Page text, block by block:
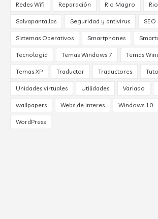
Redes Wifi Reparación Rio Magro
Salvapantallas Seguridad y antivirus SEO
Sistemas Operativos Smartphones
Tecnología Temas Windows 7 Temas
Temas XP Traductor Traductores
Unidades virtuales Utilidades Variado
wallpapers Webs de interes Windows 10
WordPress